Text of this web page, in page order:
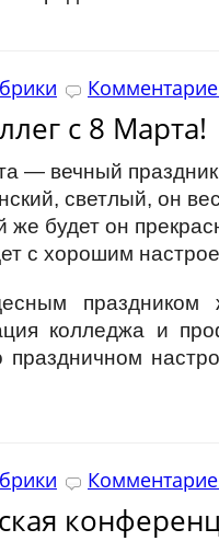
с 8 Марта!
— вечный
светлый, он
же будет он
с хорошим
праздником
колледжа и
праздничном